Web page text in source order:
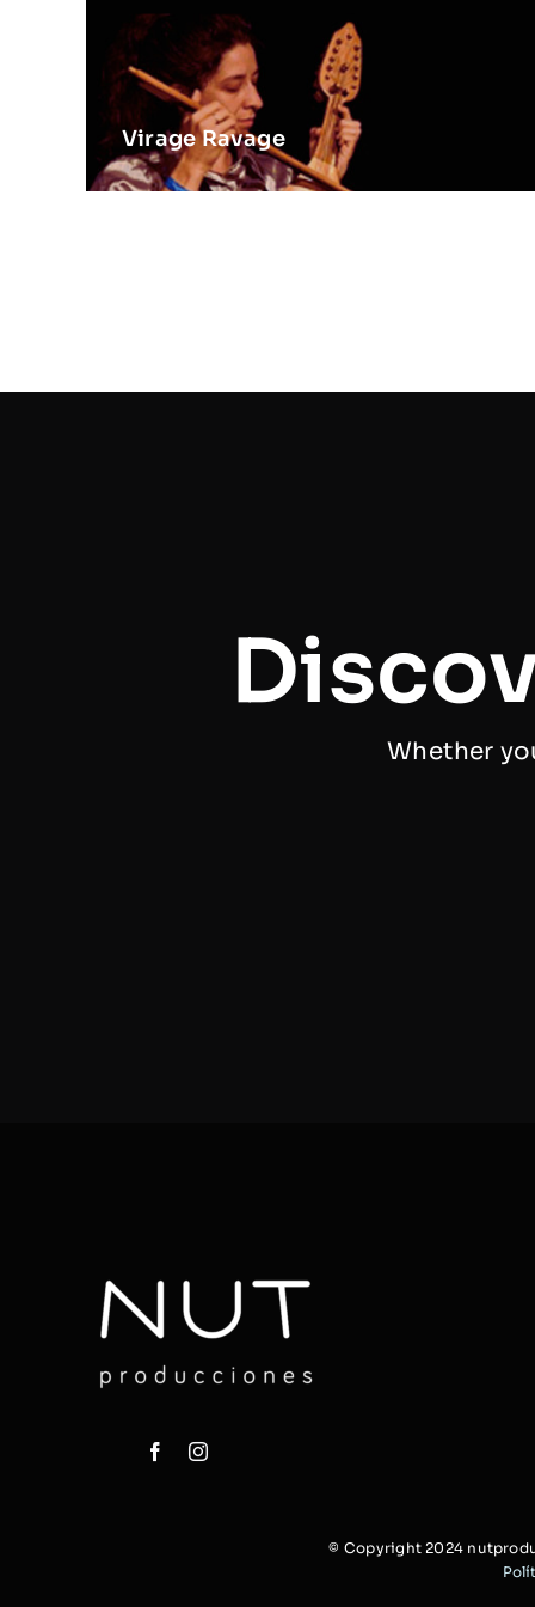
Virage Ravage
Whether
© Copyright 2024